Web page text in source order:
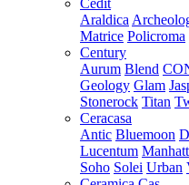
Cedit
Araldica
Matrice Policroma
Century
Aurum Blend
Geology Glam
Stonerock Titan
Ceracasa
Antic Bluemoon
Lucentum
Soho Solei Urban